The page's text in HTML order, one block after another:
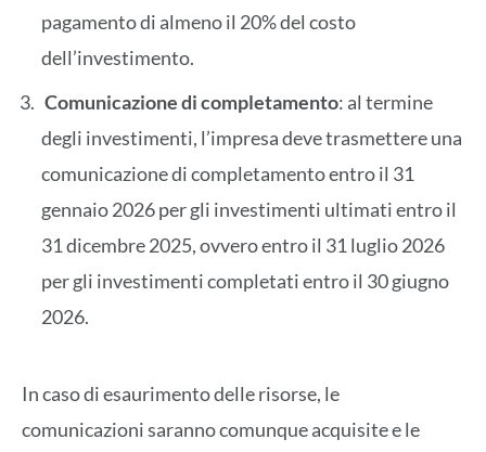
pagamento di almeno il 20% del costo
dell’investimento.
Comunicazione di completamento: al termine
degli investimenti, l’impresa deve trasmettere una
comunicazione di completamento entro il 31
gennaio 2026 per gli investimenti ultimati entro il
31 dicembre 2025, ovvero entro il 31 luglio 2026
per gli investimenti completati entro il 30 giugno
2026.
In caso di esaurimento delle risorse, le
comunicazioni saranno comunque acquisite e le